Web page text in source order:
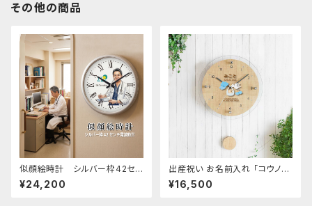
その他の商品
似顔絵時計 シルバー枠42セン
チ壁掛け電波時計 ｜ 開院祝い
開業祝い 誕生日 贈答品
¥24,200
出産祝い お名前入れ 「コウノト
リ」 振り子時計 オーダーメイド
送料無料
¥16,500